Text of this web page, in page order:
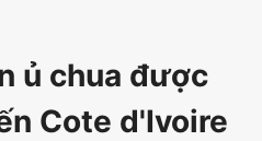
ủ chua được
Cote d'Ivoire